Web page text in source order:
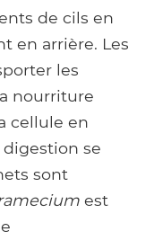
de cils en
en arrière. Les
les
nourriture
cellule en
se
sont
est